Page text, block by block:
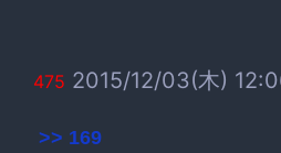
475 2015/12/03(木)
>> 169